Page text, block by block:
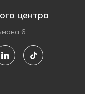
центра
6